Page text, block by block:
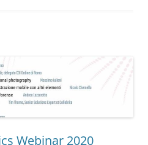
Webinar 2020